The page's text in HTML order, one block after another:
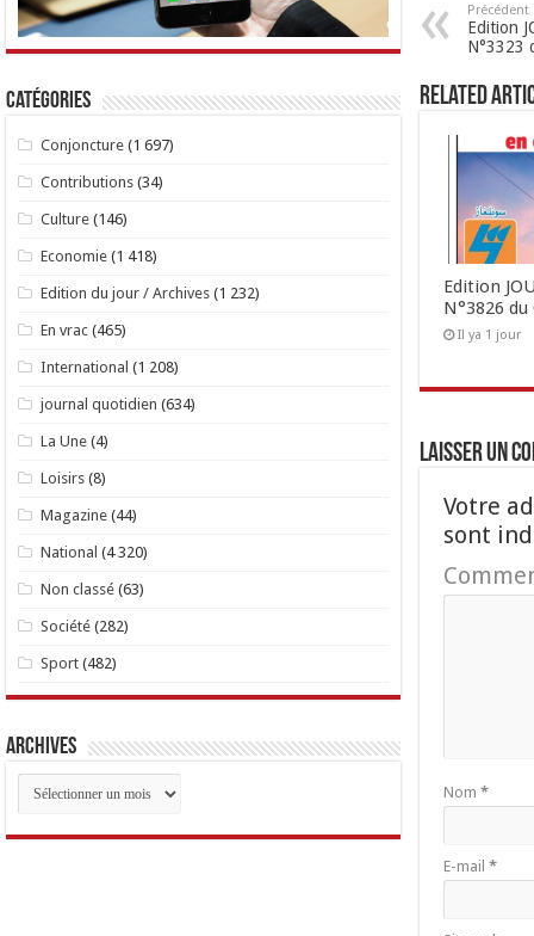
Précédent
Edition
N°3323
Related
Edition
N°3826
Il ya 1 jour
Laisser un
Votre
sont
Nom *
E-mail *
Catégories
Conjoncture (1 697)
Contributions (34)
Culture (146)
Economie (1 418)
Edition du jour / Archives (1 232)
En vrac (465)
International (1 208)
journal quotidien (634)
La Une (4)
Loisirs (8)
Magazine (44)
National (4 320)
Non classé (63)
Société (282)
Sport (482)
Archives
Archives